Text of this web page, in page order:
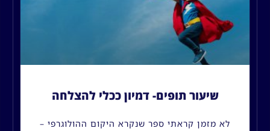
שיעור תופים- דמיון ככלי להצלחה
לא מזמן קראתי ספר שנקרא היקום ההולוגרפי –